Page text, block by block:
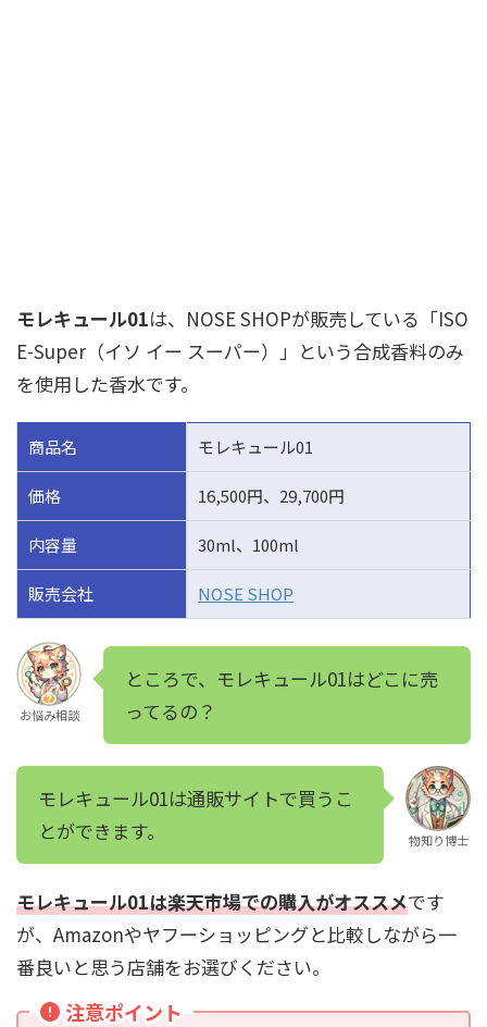
モレキュール01は、NOSE SHOPが販売している「ISO
E-Super（イソ イー スーパー）」という合成香料のみ
を使用した香水です。
商品名 モレキュール01
価格 16,500円、29,700円
内容量 30ml、100ml
販売会社 NOSE SHOP
お悩み相談
ところで、モレキュール01はどこに売
ってるの？
モレキュール01は通販サイトで買うこ
とができます。
物知り博士
モレキュール01は楽天市場での購入がオススメです
が、Amazonやヤフーショッピングと比較しながら一
番良いと思う店舗をお選びください。
注意ポイント